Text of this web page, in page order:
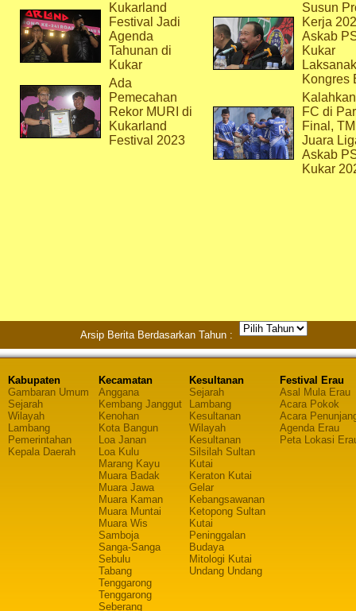
Kukarland
Festival Jadi
Agenda
Tahunan di
Kukar
Ada
Pemecahan
Rekor MURI di
Kukarland
Festival 2023
Susun
Kerja
Askab
Kukar
Kongres
FC di
Final,
Juara
Askab
Kukar
Arsip Berita Berdasarkan Tahun :
Kabupaten
Gambaran Umum
Sejarah
Wilayah
Lambang
Pemerintahan
Kepala Daerah
Kecamatan
Anggana
Kembang Janggut
Kenohan
Kota Bangun
Loa Janan
Loa Kulu
Marang Kayu
Muara Badak
Muara Jawa
Muara Kaman
Muara Muntai
Muara Wis
Samboja
Sanga-Sanga
Sebulu
Tabang
Tenggarong
Tenggarong
Seberang
Kesultanan
Sejarah
Lambang
Kesultanan
Wilayah
Kesultanan
Silsilah Sultan
Kutai
Keraton Kutai
Gelar
Kebangsawanan
Ketopong Sultan
Kutai
Peninggalan
Budaya
Mitologi Kutai
Undang Undang
Festival Erau
Asal Mula Erau
Acara Pokok
Acara
Agenda Erau
Peta Lokasi